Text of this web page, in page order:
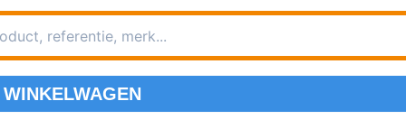
WINKELWAGEN